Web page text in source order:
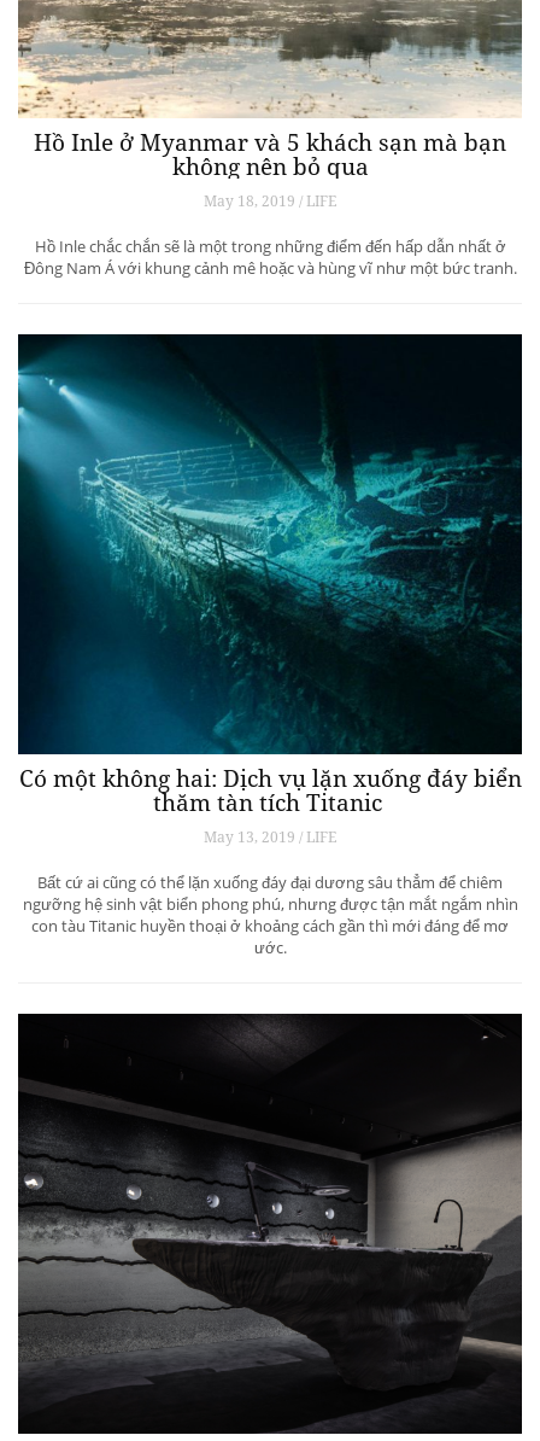
Hồ Inle ở Myanmar và 5 khách sạn mà bạn
không nên bỏ qua
May 18, 2019 / LIFE
Hồ Inle chắc chắn sẽ là một trong những điểm đến hấp dẫn nhất ở
Đông Nam Á với khung cảnh mê hoặc và hùng vĩ như một bức tranh.
Có một không hai: Dịch vụ lặn xuống đáy biển
thăm tàn tích Titanic
May 13, 2019 / LIFE
Bất cứ ai cũng có thể lặn xuống đáy đại dương sâu thẳm để chiêm
ngưỡng hệ sinh vật biển phong phú, nhưng được tận mắt ngắm nhìn
con tàu Titanic huyền thoại ở khoảng cách gần thì mới đáng để mơ
ước.